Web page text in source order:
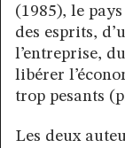
(1985), le
des esprits,
l’entreprise,
libérer
trop pesants
Les deux